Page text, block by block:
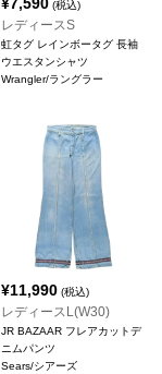
¥7,590 (税込)
レディースS
虹タグ レインボータグ 長袖
ウエスタンシャツ
Wrangler/ラングラー
¥11,990 (税込)
レディースL(W30)
JR BAZAAR フレアカットデ
ニムパンツ
Sears/シアーズ